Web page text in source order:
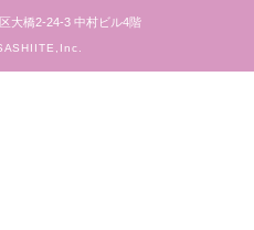
大橋2-24-3 中村ビル4階